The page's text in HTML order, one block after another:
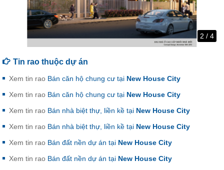
2 / 4
Tin rao thuộc dự án
Xem tin rao Bán căn hộ chung cư tại New House City
Xem tin rao Bán căn hộ chung cư tại New House City
Xem tin rao Bán nhà biệt thự, liền kề tại New House City
Xem tin rao Bán nhà biệt thự, liền kề tại New House City
Xem tin rao Bán đất nền dự án tại New House City
Xem tin rao Bán đất nền dự án tại New House City